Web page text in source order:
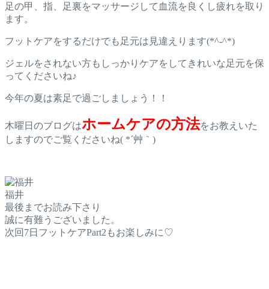
足の甲、指、足裏をマッサージして血流を良くし疲れを取り
ます。
フットケアをするだけでも足元は見違えります(*^-^*)
ジェルをされない方もしっかりケアをしてきれいな足元を保
ってくださいね♪
今年の夏は素足で過ごしましょう！！
木曜日のブログはホームケアの方法をお教えいた
しますのでご覧くださいね( *´艸｀)
福井
最後までお読み下さり
誠に有難うございました。
次回7日フットケアPart2もお楽しみに♡